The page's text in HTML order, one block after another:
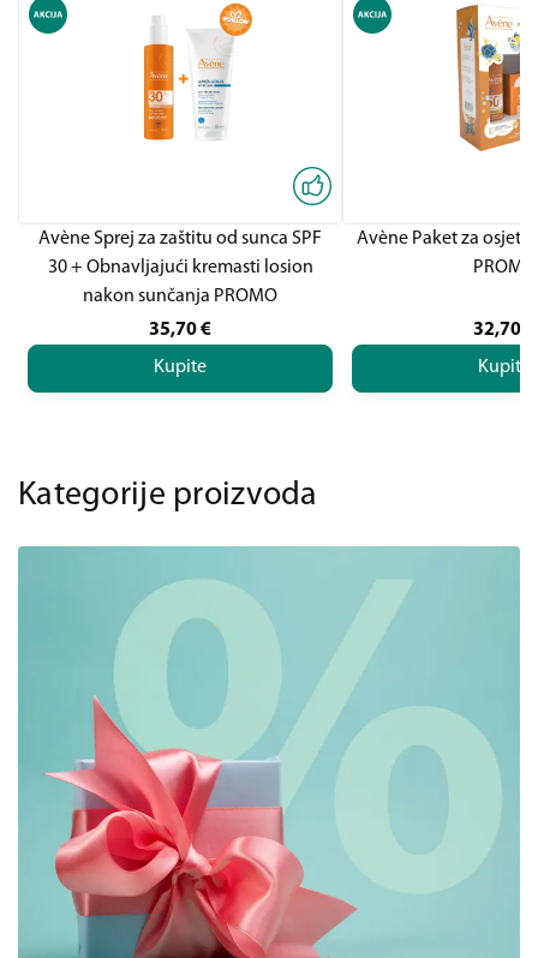
Avène Sprej za zaštitu od sunca SPF
30 + Obnavljajući kremasti losion
nakon sunčanja PROMO
35,70€
Kupite
Avène Paket za
PROMO
32,70
Kupite
Kategorije proizvoda